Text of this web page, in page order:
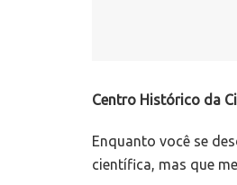
Centro Histórico da
Enquanto você se
científica, mas que